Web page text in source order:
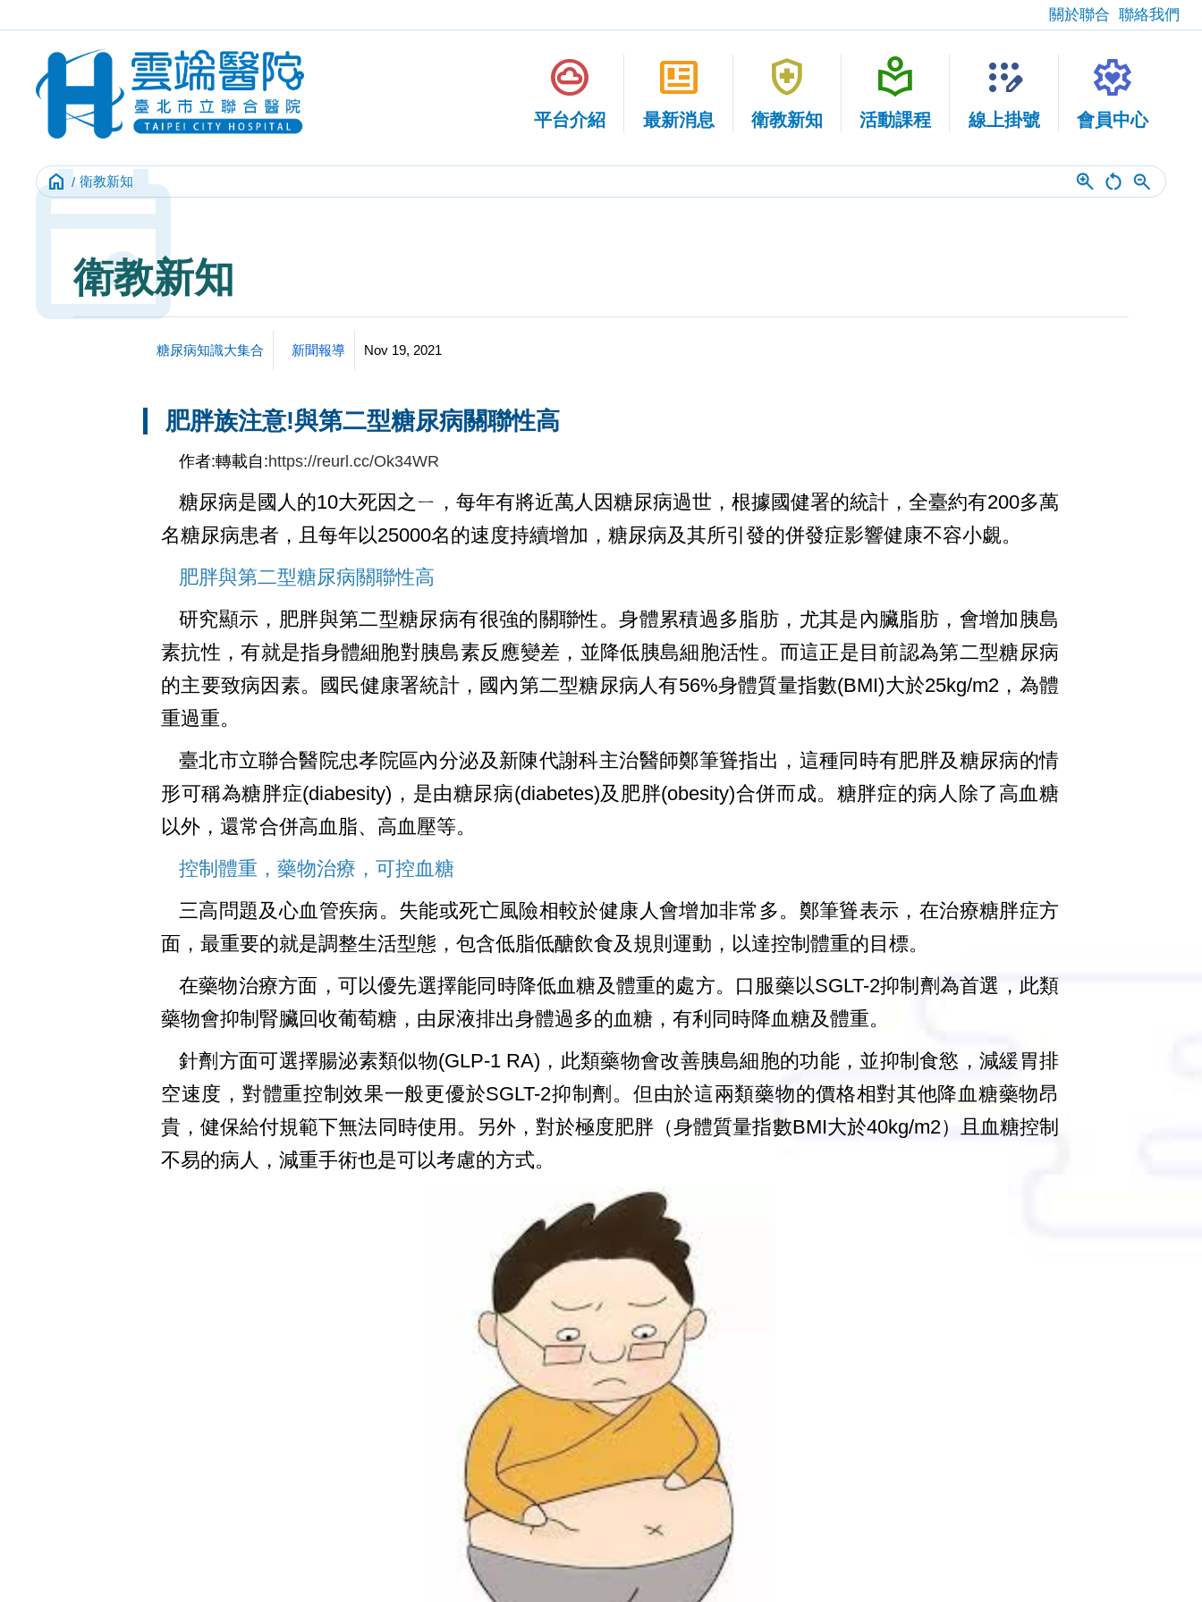
關於聯合 聯絡我們
cloud_circle
平台介紹
newsmode
最新消息
health_and_safety
衛教新知
local_library
活動課程
app_registration
線上掛號
settings_heart
會員中心
home 衛教新知
Event
衛教新知
糖尿病知識大集合 新聞報導 Nov 19, 2021
肥胖族注意!與第二型糖尿病關聯性高
作者:轉載自:https://reurl.cc/Ok34WR
糖尿病是國人的10大死因之ㄧ，每年有將近萬人因糖尿病過世，根據國健署的統計，全臺約有200多萬
名糖尿病患者，且每年以25000名的速度持續增加，糖尿病及其所引發的併發症影響健康不容小覷。
肥胖與第二型糖尿病關聯性高
研究顯示，肥胖與第二型糖尿病有很強的關聯性。身體累積過多脂肪，尤其是內臟脂肪，會增加胰島
素抗性，有就是指身體細胞對胰島素反應變差，並降低胰島細胞活性。而這正是目前認為第二型糖尿病
的主要致病因素。國民健康署統計，國內第二型糖尿病人有56%身體質量指數(BMI)大於25kg/m2，為體
重過重。
臺北市立聯合醫院忠孝院區內分泌及新陳代謝科主治醫師鄭筆聳指出，這種同時有肥胖及糖尿病的情
形可稱為糖胖症(diabesity)，是由糖尿病(diabetes)及肥胖(obesity)合併而成。糖胖症的病人除了高血糖
以外，還常合併高血脂、高血壓等。
控制體重，藥物治療，可控血糖
三高問題及心血管疾病。失能或死亡風險相較於健康人會增加非常多。鄭筆聳表示，在治療糖胖症方
面，最重要的就是調整生活型態，包含低脂低醣飲食及規則運動，以達控制體重的目標。
在藥物治療方面，可以優先選擇能同時降低血糖及體重的處方。口服藥以SGLT-2抑制劑為首選，此類
藥物會抑制腎臟回收葡萄糖，由尿液排出身體過多的血糖，有利同時降血糖及體重。
針劑方面可選擇腸泌素類似物(GLP-1 RA)，此類藥物會改善胰島細胞的功能，並抑制食慾，減緩胃排
空速度，對體重控制效果一般更優於SGLT-2抑制劑。但由於這兩類藥物的價格相對其他降血糖藥物昂
貴，健保給付規範下無法同時使用。另外，對於極度肥胖（身體質量指數BMI大於40kg/m2）且血糖控制
不易的病人，減重手術也是可以考慮的方式。